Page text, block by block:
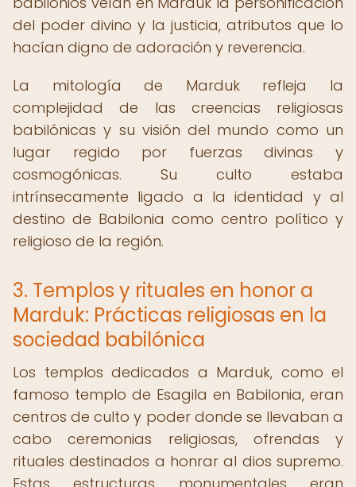
del poder divino y la justicia, atributos que lo
hacían digno de adoración y reverencia.
La mitología de Marduk refleja la
complejidad de las creencias religiosas
babilónicas y su visión del mundo como un
lugar regido por fuerzas divinas y
cosmogónicas. Su culto estaba
intrínsecamente ligado a la identidad y al
destino de Babilonia como centro político y
religioso de la región.
3. Templos y rituales en honor a
Marduk: Prácticas religiosas en la
sociedad babilónica
Los templos dedicados a Marduk, como el
famoso templo de Esagila en Babilonia, eran
centros de culto y poder donde se llevaban a
cabo ceremonias religiosas, ofrendas y
rituales destinados a honrar al dios supremo.